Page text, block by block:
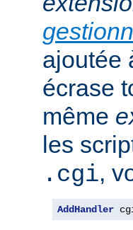
ajoutée
écrase
même
les
.cgi,
AddHandler